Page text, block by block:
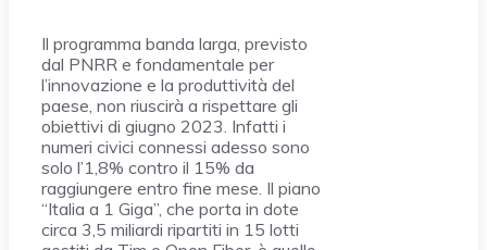
Il programma banda larga, previsto
dal PNRR e fondamentale per
l’innovazione e la produttività del
paese, non riuscirà a rispettare gli
obiettivi di giugno 2023. Infatti i
numeri civici connessi adesso sono
solo l’1,8% contro il 15% da
raggiungere entro fine mese. Il piano
“Italia a 1 Giga”, che porta in dote
circa 3,5 miliardi ripartiti in 15 lotti